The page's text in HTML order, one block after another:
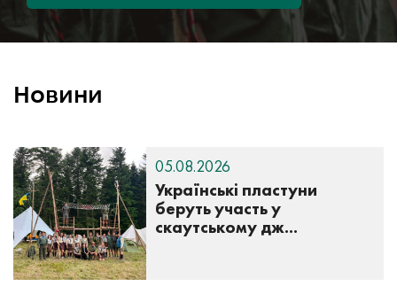
Новини
Українські пластуни
беруть участь у
скаутському дж...
05.08.2026